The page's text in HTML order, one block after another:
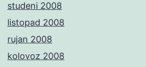
studeni 2008
listopad 2008
rujan 2008
kolovoz 2008